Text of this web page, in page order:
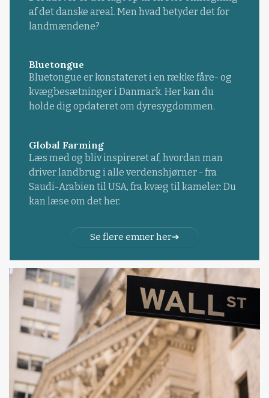
af det danske areal. Men hvad betyder det for
landmændene?
Bluetongue
Bluetongue er konstateret i en række fåre- og
kvægbesætninger i Danmark. Her kan du
holde dig opdateret om dyresygdommen.
Global Farming
Læs med og bliv inspireret af, hvordan man
driver landbrug i alle verdenshjørner - fra
Saudi-Arabien til USA, fra kvæg til kameler: Du
kan læse om det her.
Se flere emner her